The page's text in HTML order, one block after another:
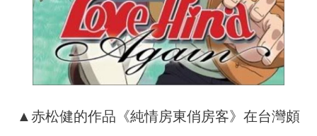
▲赤松健的作品《純情房東俏房客》在台灣頗